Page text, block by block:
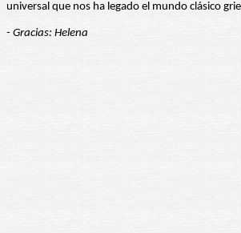
universal que nos ha legado el mundo clásico
- Gracias: Helena